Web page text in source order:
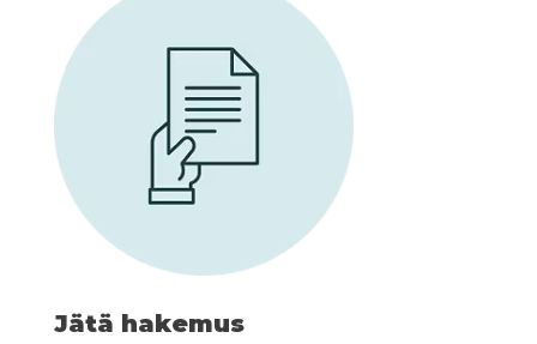
Jätä hakemus